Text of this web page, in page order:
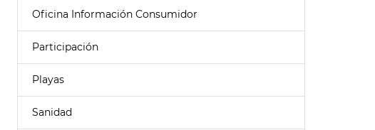
Oficina Información Consumidor
Participación
Playas
Sanidad